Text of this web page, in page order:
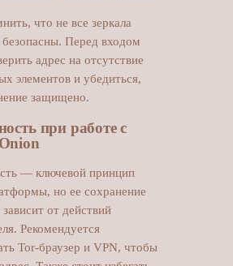
что не все зеркала
безопасны. Перед входом
адрес на отсутствие
элементов и убедиться,
защищено.
при работе с
— ключевой принцип
но ее сохранение
от действий
Рекомендуется
Tor-браузер и VPN, чтобы